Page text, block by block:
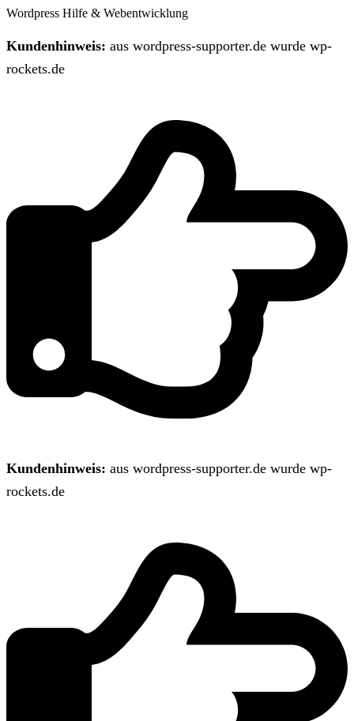
Wordpress Hilfe & Webentwicklung
Kundenhinweis: aus wordpress-supporter.de wurde wp-
rockets.de
Kundenhinweis: aus wordpress-supporter.de wurde wp-
rockets.de